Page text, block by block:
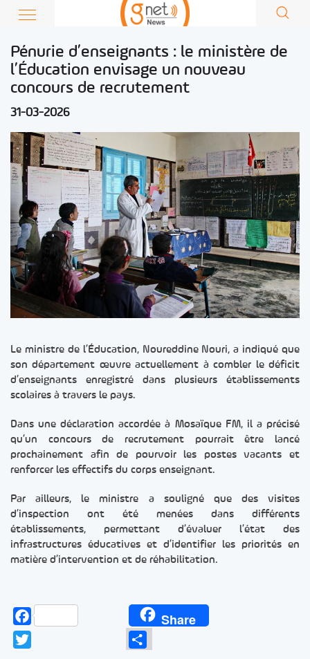
Pénurie d’enseignants : le ministère de
l’Éducation envisage un nouveau
concours de recrutement
31-03-2026
Le ministre de l’Éducation, Noureddine Nouri, a indiqué que
son département œuvre actuellement à combler le déficit
d’enseignants enregistré dans plusieurs établissements
scolaires à travers le pays.
Dans une déclaration accordée à Mosaïque FM, il a précisé
qu’un concours de recrutement pourrait être lancé
prochainement afin de pourvoir les postes vacants et
renforcer les effectifs du corps enseignant.
Par ailleurs, le ministre a souligné que des visites
d’inspection ont été menées dans différents
établissements, permettant d’évaluer l’état des
infrastructures éducatives et d’identifier les priorités en
matière d’intervention et de réhabilitation.
Facebook Share
Partager